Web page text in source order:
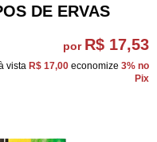
DE ERVAS
por R$ 17,53
vista R$ 17,00 economize 3% no
Pix